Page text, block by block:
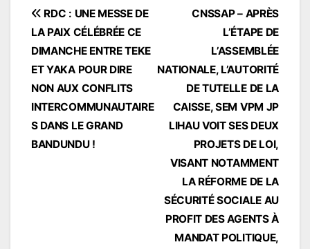
Navigation
de
l’article
CNSSAP – APRÈS
L’ÉTAPE DE
L’ASSEMBLÉE
NATIONALE, L’AUTORITÉ
DE TUTELLE DE LA
CAISSE, SEM VPM JP
LIHAU VOIT SES DEUX
PROJETS DE LOI,
VISANT NOTAMMENT
LA RÉFORME DE LA
SÉCURITÉ SOCIALE AU
PROFIT DES AGENTS À
MANDAT POLITIQUE,
RDC : UNE MESSE DE
LA PAIX CÉLÉBRÉE CE
DIMANCHE ENTRE TEKE
ET YAKA POUR DIRE
NON AUX CONFLITS
INTERCOMMUNAUTAIRE
S DANS LE GRAND
BANDUNDU !